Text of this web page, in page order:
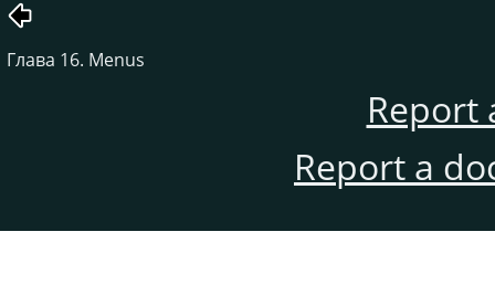
Глава 16. Menus
Report
Report a